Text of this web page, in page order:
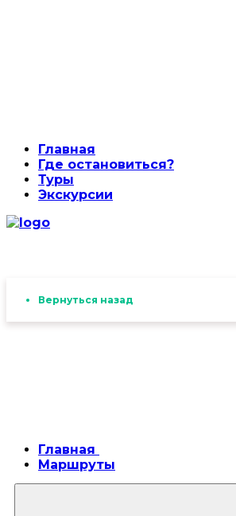
Главная
Где остановиться?
Туры
Экскурсии
Вернуться назад
Главная
Маршруты